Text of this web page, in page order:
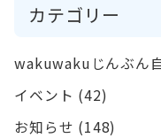
カテゴリー
wakuwakuじんぶん
イベント (42)
お知らせ (148)